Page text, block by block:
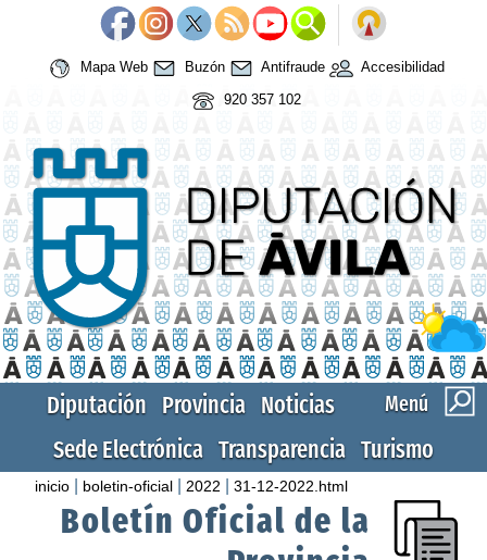
Mapa Web Buzón Antifraude
Accesibilidad
920 357 102
Menú
Diputación Provincia Noticias
Sede Electrónica Transparencia Turismo
inicio boletin-oficial 2022 |31-12-2022.html
Boletín Oficial de la